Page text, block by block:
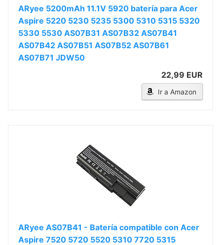
ARyee 5200mAh 11.1V 5920 batería para Acer
Aspire 5220 5230 5235 5300 5310 5315 5320
5330 5530 AS07B31 AS07B32 AS07B41
AS07B42 AS07B51 AS07B52 AS07B61
AS07B71 JDW50
22,99 EUR
Ir a Amazon
ARyee AS07B41 - Batería compatible con Acer
Aspire 7520 5720 5520 5310 7720 5315